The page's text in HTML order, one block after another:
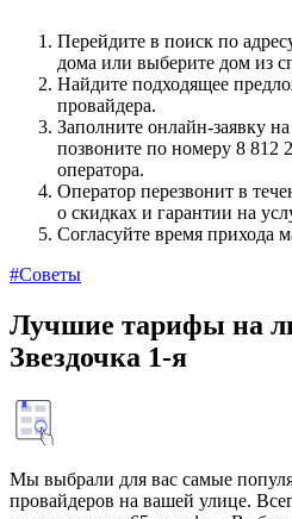
Перейдите в поиск по
дома или выберите дом из
Найдите подходящее
провайдера.
Заполните онлайн-заявку
позвоните по номеру 8 812
оператора.
Оператор перезвонит в
о скидках и гарантии на
Согласуйте время прихода
#Советы
Лучшие тарифы на
Звездочка 1-я
Мы выбрали для вас самые
провайдеров на вашей улице.